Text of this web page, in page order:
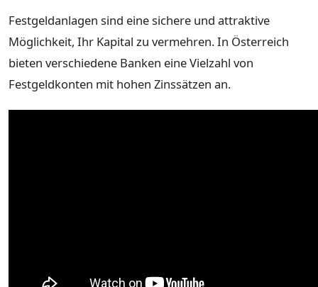
Festgeldanlagen sind eine sichere und attraktive
Möglichkeit, Ihr Kapital zu vermehren. In Österreich
bieten verschiedene Banken eine Vielzahl von
Festgeldkonten mit hohen Zinssätzen an.